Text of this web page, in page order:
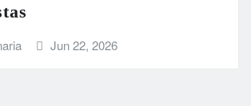
Jun 22, 2026